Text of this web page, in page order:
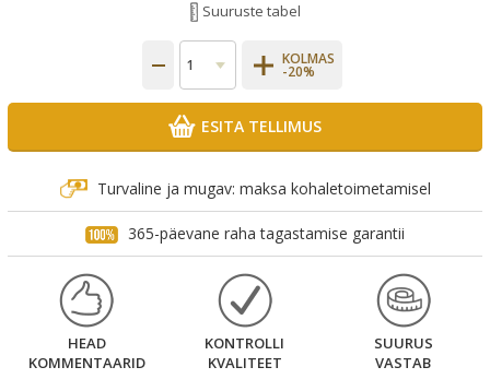
Suuruste tabel
KOLMAS
-20%
ESITA TELLIMUS
Turvaline ja mugav: maksa kohaletoimetamisel
365-päevane raha tagastamise garantii
HEAD
KOMMENTAARID
KONTROLLI
KVALITEET
SUURUS
VASTAB